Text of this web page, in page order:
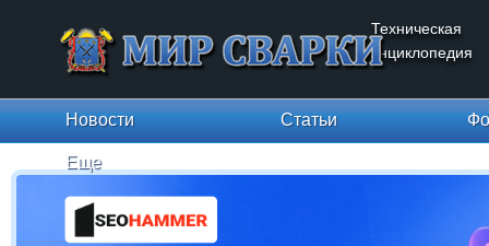
Техническая
энциклопедия
Новости Статьи
Еще